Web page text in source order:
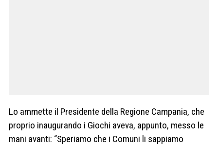
Lo ammette il Presidente della Regione Campania, che
proprio inaugurando i Giochi aveva, appunto, messo le
mani avanti: “Speriamo che i Comuni li sappiamo